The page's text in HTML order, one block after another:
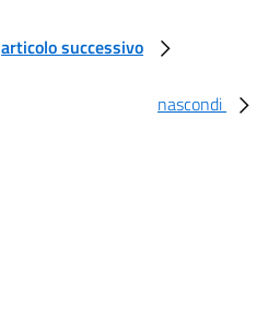
articolo successivo
nascondi